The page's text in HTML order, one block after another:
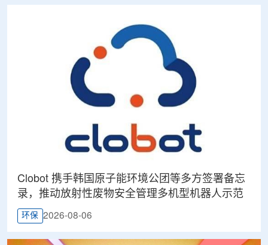
Clobot 携手韩国原子能环境公团等多方签署备忘
录，推动放射性废物安全管理多机型机器人示范
环保 2026-08-06